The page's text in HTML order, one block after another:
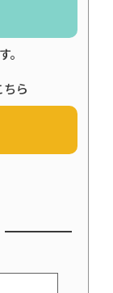
。
ら